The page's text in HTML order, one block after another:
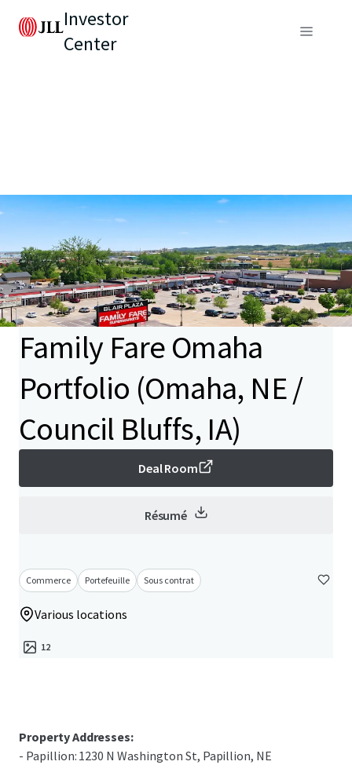
Investor
Center
Family Fare Omaha
Portfolio (Omaha, NE /
Council Bluffs, IA)
Deal Room
Résumé
Commerce Portefeuille Sous contrat
Various locations
12
Property Addresses:
- Papillion: 1230 N Washington St, Papillion, NE